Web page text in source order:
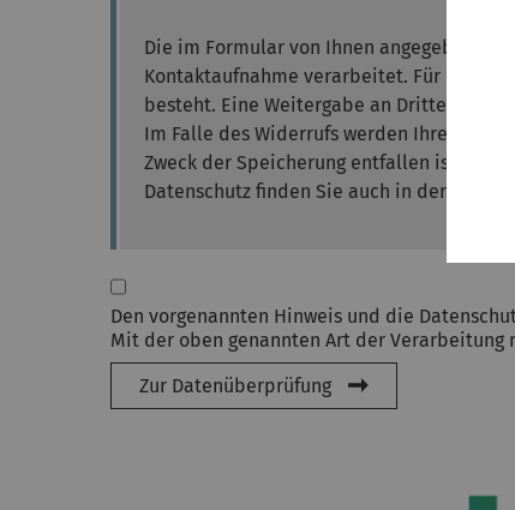
Die im Formular von Ihnen angegebenen
Kontaktaufnahme verarbeitet. Für die
besteht. Eine Weitergabe an Dritte
Im Falle des Widerrufs werden Ihre
Zweck der Speicherung entfallen ist. Sie
Datenschutz finden Sie auch in der
Den vorgenannten Hinweis und die
Mit der oben genannten Art der
Zur Datenüberprüfung